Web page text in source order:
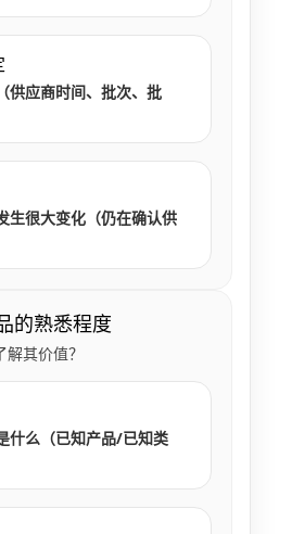
供应商时间、批次、批
生很大变化（仍在确认供
的熟悉程度
其价值？
什么（已知产品/已知类